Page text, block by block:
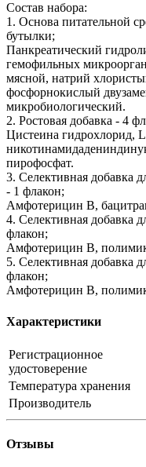
Состав набора:
1. Основа питательной
бутылки;
Панкреатический
гемофильных
мясной, натрий
фосфорнокислый
микробиологический.
2. Ростовая добавка - 4
Цистеина гидрохлорид,
пирофосфат.
3. Селективная добавка
- 1 флакон;
Амфотерицин В,
4. Селективная добавка
флакон;
Амфотерицин В,
5. Селективная добавка
флакон;
Амфотерицин В,
Характеристики
Регистрационное
удостоверение
Температура хранения
Производитель
Отзывы